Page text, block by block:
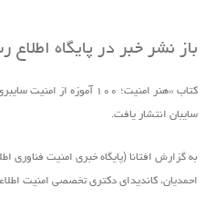
باز نشر خبر در پایگاه اطلاع
کتاب «هنر امنیت؛ ۱۰۰
سایبان انتشار یافت.
به گزارش افتانا (پایگاه خبری امنیت فناوری
احمدیان، کاندیدای دکتری تخصصی امنیت